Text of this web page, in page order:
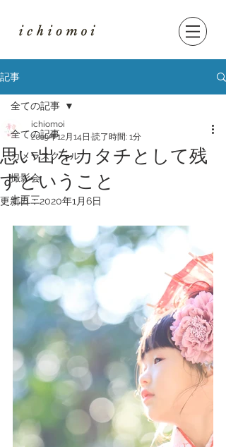
記事
全ての記事
カメラスクール
撮影会
七五三
全ての記事
思い出をカタチとして残
すということ
ichiomoi
2019年12月14日 読了時間: 1分
更新日：2020年1月6日